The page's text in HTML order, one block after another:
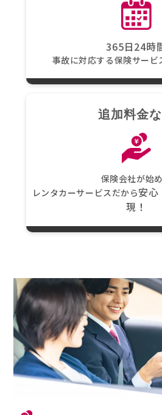
365日24時
事故に対応する保険サービ
追加料金
保険会社が始
レンタカーサービスだから安心
現！